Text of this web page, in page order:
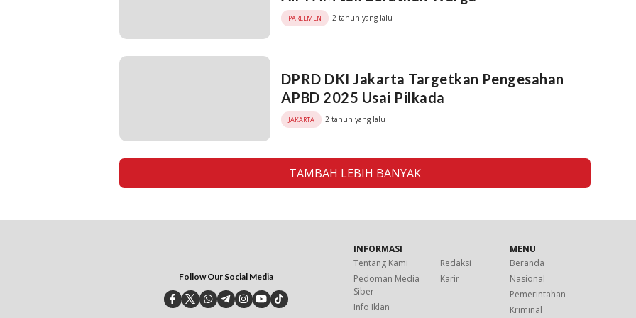
PARLEMEN 2 tahun yang lalu
DPRD DKI Jakarta Targetkan Pengesahan
APBD 2025 Usai Pilkada
JAKARTA 2 tahun yang lalu
TAMBAH LEBIH BANYAK
Follow Our Social Media
INFORMASI
Tentang Kami
Redaksi
Pedoman Media
Siber
Karir
Info Iklan
MENU
Beranda
Nasional
Pemerintahan
Kriminal